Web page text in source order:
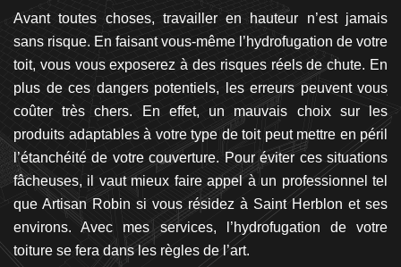
Avant toutes choses, travailler en hauteur n’est jamais
sans risque. En faisant vous-même l’hydrofugation de votre
toit, vous vous exposerez à des risques réels de chute. En
plus de ces dangers potentiels, les erreurs peuvent vous
coûter très chers. En effet, un mauvais choix sur les
produits adaptables à votre type de toit peut mettre en péril
l’étanchéité de votre couverture. Pour éviter ces situations
fâcheuses, il vaut mieux faire appel à un professionnel tel
que Artisan Robin si vous résidez à Saint Herblon et ses
environs. Avec mes services, l’hydrofugation de votre
toiture se fera dans les règles de l’art.